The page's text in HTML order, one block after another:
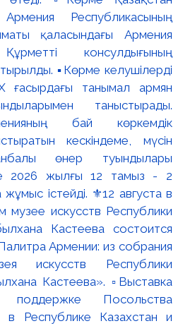
Армения Республикасының
қаласындағы Армения
консулдығының
▪️Көрме келушілерді
ғасырдағы танымал армян
таныстырады.
бай көркемдік
кескіндеме, мүсін
өнер туындылары
2026 жылғы 12 тамыз - 2
істейді. ⚜️12 августа в
музее искусств Республики
Кастеева состоится
Армении: из собрания
искусств Республики
Кастеева». ▫️Выставка
поддержке Посольства
в Республике Казахстан и